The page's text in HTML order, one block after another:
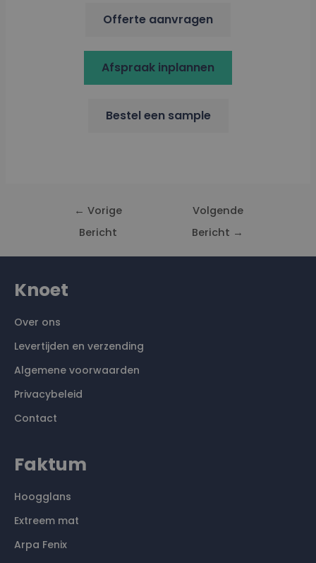
Offerte aanvragen
Afspraak inplannen
Bestel een sample
← Vorige
Bericht
Volgende
Bericht →
Knoet
Over ons
Levertijden en verzending
Algemene voorwaarden
Privacybeleid
Contact
Faktum
Hoogglans
Extreem mat
Arpa Fenix